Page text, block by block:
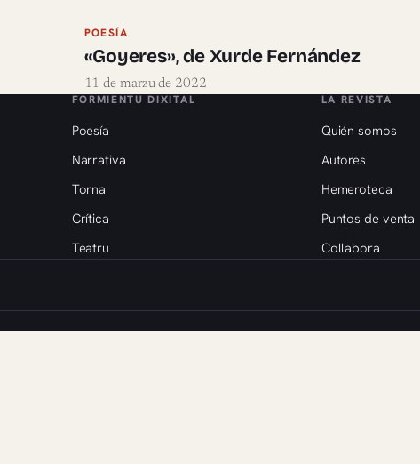
POESÍA
«Goyeres», de Xurde Fernández
11 de marzu de 2022
FORMIENTU DIXITAL
Poesía
Narrativa
Torna
Crítica
Teatru
LA REVISTA
Quién somos
Autores
Hemeroteca
Puntos de venta
Collabora